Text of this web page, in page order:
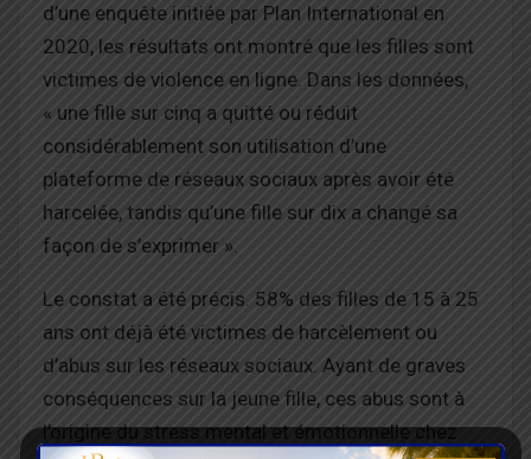
d’une enquête initiée par Plan International en
2020, les résultats ont montré que les filles sont
victimes de violence en ligne. Dans les données,
« une fille sur cinq a quitté ou réduit
considérablement son utilisation d’une
plateforme de réseaux sociaux après avoir été
harcelée, tandis qu’une fille sur dix a changé sa
façon de s’exprimer ».
Le constat a été précis. 58% des filles de 15 à 25
ans ont déjà été victimes de harcèlement ou
d’abus sur les réseaux sociaux. Ayant de graves
conséquences sur la jeune fille, ces abus sont à
l’origine du stress mental et émotionnelle chez